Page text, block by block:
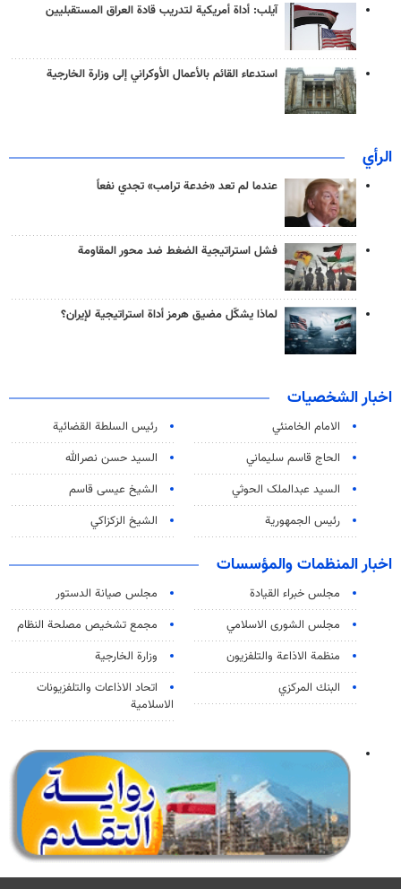
آيلب: أداة أمريكية لتدريب قادة العراق المستقبليين
استدعاء القائم بالأعمال الأوكراني إلى وزارة الخارجية
الرأي
عندما لم تعد «خدعة ترامب» تجدي نفعاً
فشل استراتيجية الضغط ضد محور المقاومة
لماذا يشكّل مضيق هرمز أداة استراتيجية لإيران؟
اخبار الشخصيات
الامام الخامنئي
رئیس السلطة القضائیة
الحاج قاسم سليماني
السيد حسن نصرالله
السید عبدالملک الحوثي
الشيخ عيسى قاسم
رئيس الجمهورية
الشيخ الزكزاكي
اخبار المنظمات والمؤسسات
مجلس خبراء القيادة
مجلس صيانة الدستور
مجلس الشورى الاسلامي
مجمع تشخيص مصلحة النظام
منظمة الاذاعة والتلفزیون
وزارة الخارجية
البنك المركزي
اتحاد الاذاعات والتلفزيونات
الاسلامية